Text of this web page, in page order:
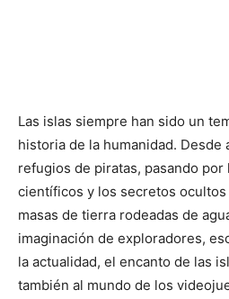
Las islas siempre han sido un
historia de la humanidad. Desde
refugios de piratas, pasando
científicos y los secretos ocultos
masas de tierra rodeadas de
imaginación de exploradores,
la actualidad, el encanto de las
también al mundo de los